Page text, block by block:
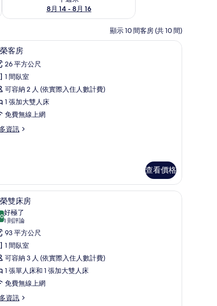
8月 14 - 8月 16
顯示 10 間客房 (共 10 間)
空間、遮光布/窗簾 尊榮客房 | 高級寢具、記憶床墊、筆電工作空
31客房
26 平方公尺
1 間臥室
可容納 2 人 (依實際入住人數計費)
1 張加大雙人床
免費無線上網
資訊
查看價格
空間、遮光布/窗簾 尊榮雙床房 | 高級寢具、記憶床墊、筆電工作
16雙床房
分，滿分 10 分
好極了
1 則評論
(1
則
評
論)
93 平方公尺
1 間臥室
可容納 3 人 (依實際入住人數計費)
1 張單人床和 1 張加大雙人床
免費無線上網
資訊